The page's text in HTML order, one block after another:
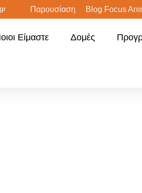
Παρουσίαση Blog Focus
Είμαστε Δομές